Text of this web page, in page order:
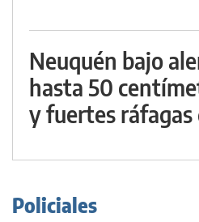
Neuquén bajo
hasta 50
y fuertes
Policiales